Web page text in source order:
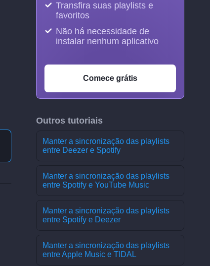
Transfira suas playlists e
favoritos
Não há necessidade de
instalar nenhum aplicativo
Comece grátis
Outros tutoriais
Manter a sincronização das playlists
entre Deezer e Spotify
Manter a sincronização das playlists
entre Spotify e YouTube Music
Manter a sincronização das playlists
entre Spotify e Deezer
Manter a sincronização das playlists
entre Apple Music e TIDAL